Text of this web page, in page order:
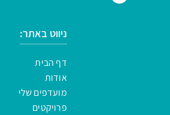
ניווט באתר:
דף הבית
אודות
מועדפים שלי
פרויקטים